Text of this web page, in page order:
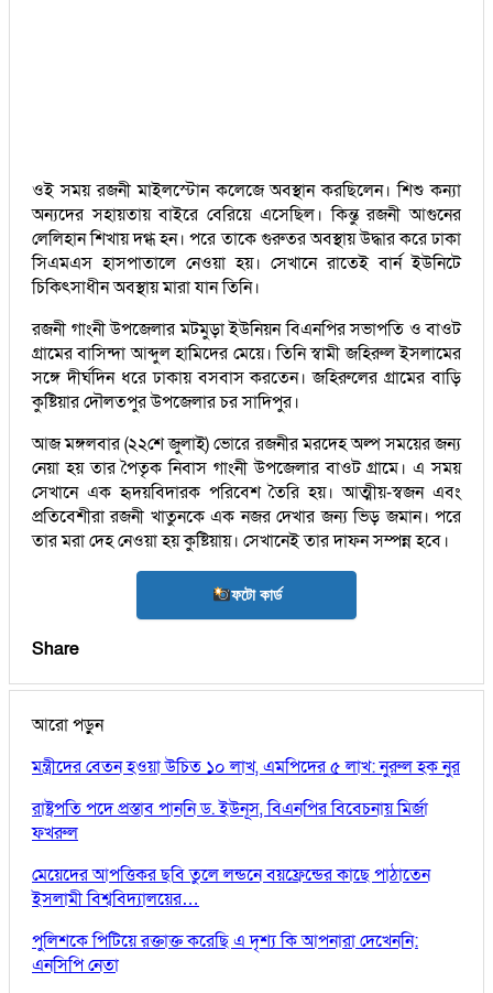
ওই সময় রজনী মাইলস্টোন কলেজে অবস্থান করছিলেন। শিশু কন্যা
অন্যদের সহায়তায় বাইরে বেরিয়ে এসেছিল। কিন্তু রজনী আগুনের
লেলিহান শিখায় দগ্ধ হন। পরে তাকে গুরুতর অবস্থায় উদ্ধার করে ঢাকা
সিএমএস হাসপাতালে নেওয়া হয়। সেখানে রাতেই বার্ন ইউনিটে
চিকিৎসাধীন অবস্থায় মারা যান তিনি।
রজনী গাংনী উপজেলার মটমুড়া ইউনিয়ন বিএনপির সভাপতি ও বাওট
গ্রামের বাসিন্দা আব্দুল হামিদের মেয়ে। তিনি স্বামী জহিরুল ইসলামের
সঙ্গে দীর্ঘদিন ধরে ঢাকায় বসবাস করতেন। জহিরুলের গ্রামের বাড়ি
কুষ্টিয়ার দৌলতপুর উপজেলার চর সাদিপুর।
আজ মঙ্গলবার (২২শে জুলাই) ভোরে রজনীর মরদেহ অল্প সময়ের জন্য
নেয়া হয় তার পৈতৃক নিবাস গাংনী উপজেলার বাওট গ্রামে। এ সময়
সেখানে এক হৃদয়বিদারক পরিবেশ তৈরি হয়। আত্মীয়-স্বজন এবং
প্রতিবেশীরা রজনী খাতুনকে এক নজর দেখার জন্য ভিড় জমান। পরে
তার মরা দেহ নেওয়া হয় কুষ্টিয়ায়। সেখানেই তার দাফন সম্পন্ন হবে।
ফটো কার্ড
Share
আরো পড়ুন
মন্ত্রীদের বেতন হওয়া উচিত ১০ লাখ, এমপিদের ৫ লাখ: নুরুল হক নুর
রাষ্ট্রপতি পদে প্রস্তাব পাননি ড. ইউনূস, বিএনপির বিবেচনায় মির্জা
ফখরুল
মেয়েদের আপত্তিকর ছবি তুলে লন্ডনে বয়ফ্রেন্ডের কাছে পাঠাতেন
ইসলামী বিশ্ববিদ্যালয়ের…
পুলিশকে পিটিয়ে রক্তাক্ত করেছি এ দৃশ্য কি আপনারা দেখেননি:
এনসিপি নেতা